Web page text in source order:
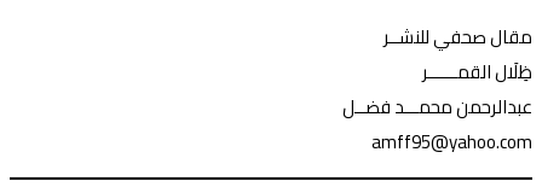
مقال صحفي للنشــر
ظِلَال القمــــــر
عبدالرحمن محمـــد فضــل
amff95@yahoo.com